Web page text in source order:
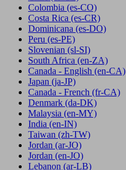
Colombia (es-CO)
Costa Rica (es-CR)
Dominicana (es-DO)
Peru (es-PE)
Slovenian (sl-SI)
South Africa (en-ZA)
Canada - English (en-CA)
Japan (ja-JP)
Canada - French (fr-CA)
Denmark (da-DK)
Malaysia (en-MY)
India (en-IN)
Taiwan (zh-TW)
Jordan (ar-JO)
Jordan (en-JO)
Lebanon (ar-LB)